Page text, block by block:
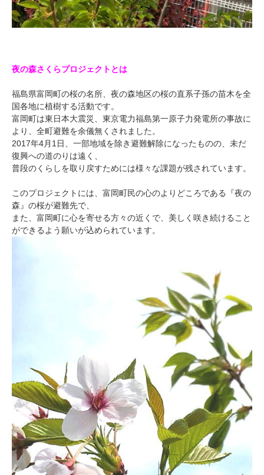
夜の森さくらプロジェクトとは
福島県富岡町の桜の名所、夜の森地区の桜の直系子孫の苗木を全
国各地に植樹する活動です。
富岡町は東日本大震災、東京電力福島第一原子力発電所の事故に
より、全町避難を余儀無くされました。
2017年4月1日、一部地域を除き避難解除になったものの、未だ
復興への道のりは遠く、
普段のくらしを取り戻すためには様々な課題が残されています。
このプロジェクトには、富岡町民の心のよりどころである『夜の
森』の桜が避難先で、
また、富岡町に心を寄せる方々の近くで、美しく咲き続けること
ができるよう願いが込められています。